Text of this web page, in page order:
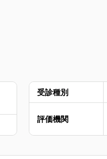
受診種別
評価機関